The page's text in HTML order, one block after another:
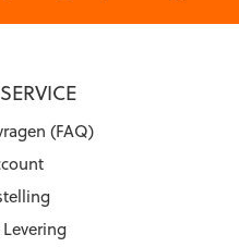
(FAQ)